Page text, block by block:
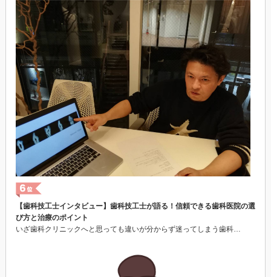
【歯科技工士インタビュー】歯科技工士が語る！信頼できる歯科医院の選
び方と治療のポイント
いざ歯科クリニックへと思っても違いが分からず迷ってしまう歯科…